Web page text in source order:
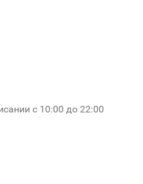
с 10:00 до 22:00